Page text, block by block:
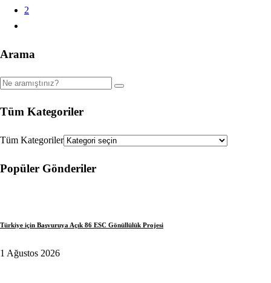
2
Arama
Tüm Kategoriler
Tüm Kategoriler
Popüler Gönderiler
Türkiye için Başvuruya Açık 86 ESC Gönüllülük Projesi
1 Ağustos 2026